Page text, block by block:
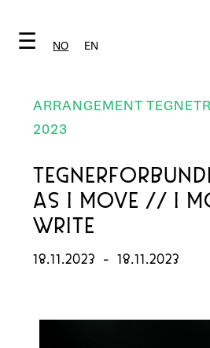
☰ NO EN
ARRANGEMENT
2023
AS I MOVE // I
WRITE
18.11.2023 - 18.11.2023